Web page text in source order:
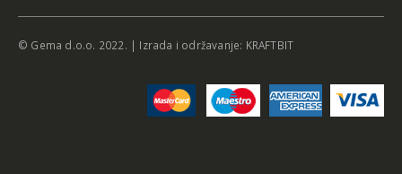
© Gema d.o.o. 2022. | Izrada i održavanje: KRAFTBIT